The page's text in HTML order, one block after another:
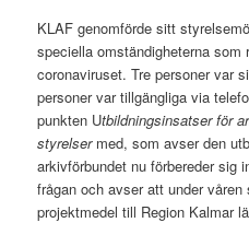
KLAF genomförde sitt
speciella omständigheterna som
coronaviruset. Tre personer var
personer var tillgängliga via
punkten Utbildningsinsatser för
styrelsermed, som avser den
arkivförbundet nu förbereder sig
frågan och avser att under
projektmedel till Region Kalmar